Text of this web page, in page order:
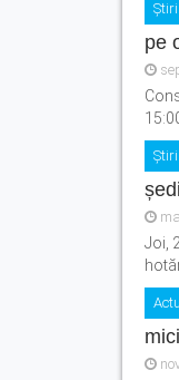
pe
Joi,